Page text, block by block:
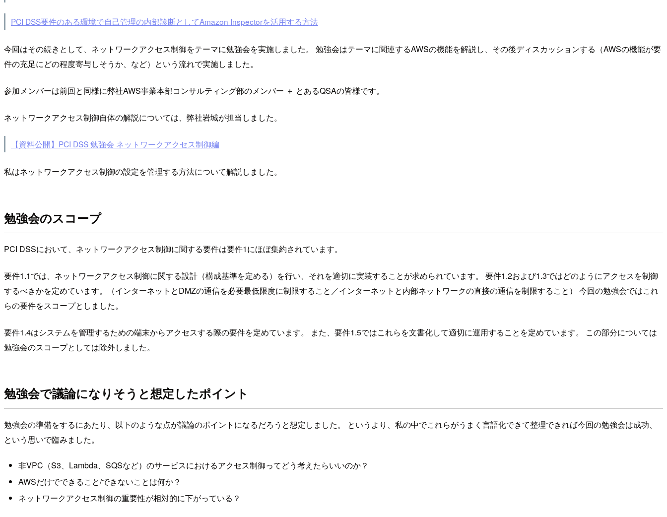
PCI DSS要件のある環境で自己管理の内部診断としてAmazon Inspectorを活用する方法
今回はその続きとして、ネットワークアクセス制御をテーマに勉強会を実施しました。 勉強会はテーマに関連するAWSの機能を解説し、その後ディスカッションする（AWSの機能が要
件の充足にどの程度寄与しそうか、など）という流れで実施しました。
参加メンバーは前回と同様に弊社AWS事業本部コンサルティング部のメンバー ＋ とあるQSAの皆様です。
ネットワークアクセス制御自体の解説については、弊社岩城が担当しました。
【資料公開】PCI DSS 勉強会 ネットワークアクセス制御編
私はネットワークアクセス制御の設定を管理する方法について解説しました。
勉強会のスコープ
PCI DSSにおいて、ネットワークアクセス制御に関する要件は要件1にほぼ集約されています。
要件1.1では、ネットワークアクセス制御に関する設計（構成基準を定める）を行い、それを適切に実装することが求められています。 要件1.2および1.3ではどのようにアクセスを制御
するべきかを定めています。（インターネットとDMZの通信を必要最低限度に制限すること／インターネットと内部ネットワークの直接の通信を制限すること） 今回の勉強会ではこれ
らの要件をスコープとしました。
要件1.4はシステムを管理するための端末からアクセスする際の要件を定めています。 また、要件1.5ではこれらを文書化して適切に運用することを定めています。 この部分については
勉強会のスコープとしては除外しました。
勉強会で議論になりそうと想定したポイント
勉強会の準備をするにあたり、以下のような点が議論のポイントになるだろうと想定しました。 というより、私の中でこれらがうまく言語化できて整理できれば今回の勉強会は成功、
という思いで臨みました。
非VPC（S3、Lambda、SQSなど）のサービスにおけるアクセス制御ってどう考えたらいいのか？
AWSだけでできること/できないことは何か？
ネットワークアクセス制御の重要性が相対的に下がっている？